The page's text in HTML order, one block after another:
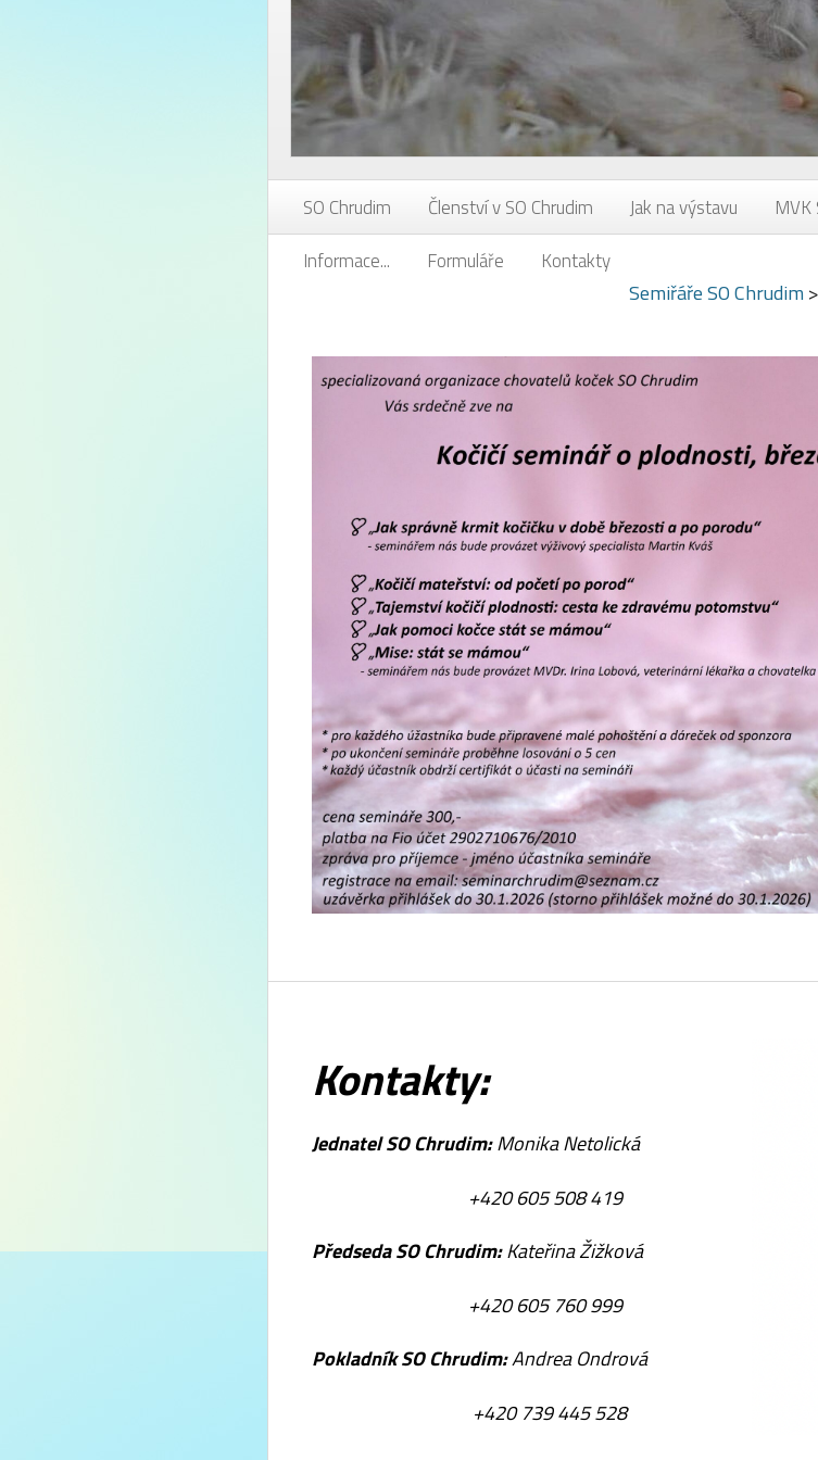
SO Chrudim Členství v SO Chrudim Jak na výstavu MVK
Informace...
Formuláře Kontakty
Semiřáře SO Chrudim >
Kontakty:
Jednatel SO Chrudim:Monika Netolická
+420 605 508 419
Předseda SO Chrudim:Kateřina Žižková
+420 605 760 999
Pokladník SO Chrudim:Andrea Ondrová
+420 739 445 528